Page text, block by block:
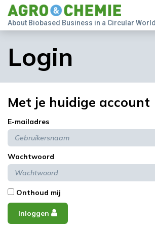
About Biobased Business in a Circular World
Login
Met je huidige account
E-mailadres
Wachtwoord
Onthoud mij
Inloggen